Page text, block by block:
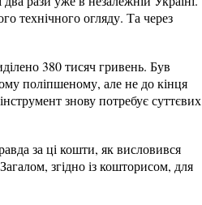
технічного огляду. Та через
380 тисяч гривень. Був
поліпшеному, але не до кінця
знову потребує суттєвих
за ці кошти, як висловився
згідно із кошторисом, для